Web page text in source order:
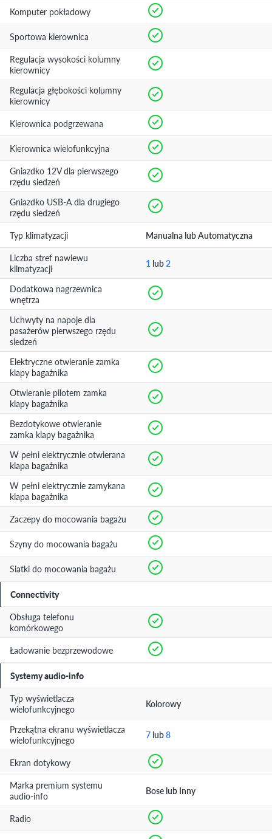
Komputer pokładowy
Sportowa kierownica
Regulacja wysokości kolumny
kierownicy
Regulacja głębokości kolumny
kierownicy
Kierownica podgrzewana
Kierownica wielofunkcyjna
Gniazdko 12V dla pierwszego
rzędu siedzeń
Gniazdko USB-A dla drugiego
rzędu siedzeń
Typ klimatyzacji
Manualna lub Automatyczna
Liczba stref nawiewu
klimatyzacji
1 lub2
Dodatkowa nagrzewnica
wnętrza
Uchwyty na napoje dla
pasażerów pierwszego rzędu
siedzeń
Elektryczne otwieranie zamka
klapy bagażnika
Otwieranie pilotem zamka
klapy bagażnika
Bezdotykowe otwieranie
zamka klapy bagażnika
W pełni elektrycznie otwierana
klapa bagażnika
W pełni elektrycznie zamykana
klapa bagażnika
Zaczepy do mocowania bagażu
Szyny do mocowania bagażu
Siatki do mocowania bagażu
Connectivity
Obsługa telefonu
komórkowego
Ładowanie bezprzewodowe
Systemy audio-info
Typ wyświetlacza
wielofunkcyjnego
Kolorowy
Przekątna ekranu wyświetlacza
wielofunkcyjnego
7 lub8
Ekran dotykowy
Marka premium systemu
audio-info
Bose lub Inny
Radio